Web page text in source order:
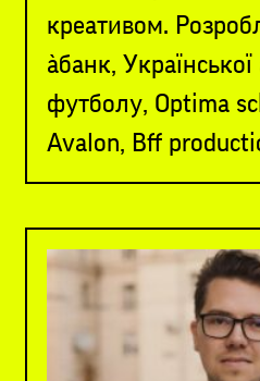
креативом.
àбанк, Української
футболу, Optima
Avalon, Bff